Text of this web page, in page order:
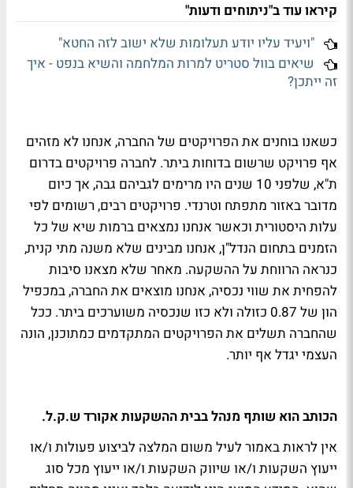
קיראו עוד ב"ניתוחים ודעות"
"ויעיד עליו יודע תעלומות שלא ישוב לזה החטא"
שיאים בוול סטריט למרות המלחמה והשיא בנפט - איך
זה ייתכן?
כשאנו בוחנים את הפרויקטים של החברה, אנחנו לא מזהים
אף פרויקט שרשום בדוחות ביתר. לחברה פרויקטים בדרום
ת"א, שלפני 10 שנים היו מרימים לגביהם גבה, אך כיום
מדובר באזור מתפתח וטרנדי. פרויקטים רבים, רשומים לפי
עלות היסטורית וכאשר אנחנו נמצאים ברמות שיא של כל
הזמנים בתחום הנדל"ן, אנחנו מבינים שלא משנה מתי קנית,
כנראה הרווחת על ההשקעה. מאחר שלא מצאנו סיבות
להפחית את שווי נכסיה, אנחנו מוצאים את החברה, במכפיל
הון של 0.87 כזולה ולא כזו שנכסיה משוערכים ביתר. ככל
שהחברה תשלים את הפרויקטים המתקדמים כמתוכנן, הונה
העצמי יגדל אף יותר.
הכותב הוא שותף מנהל בבית ההשקעות אקורד ש.ק.ל.
אין לראות באמור לעיל משום המלצה לביצוע פעולות ו/או
ייעוץ השקעות ו/או שיווק השקעות ו/או ייעוץ מכל סוג